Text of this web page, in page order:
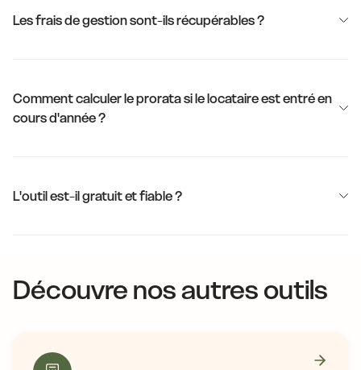
Les frais de gestion sont-ils récupérables ?
Comment calculer le prorata si le locataire est entré en
cours d'année ?
L'outil est-il gratuit et fiable ?
Découvre nos autres outils